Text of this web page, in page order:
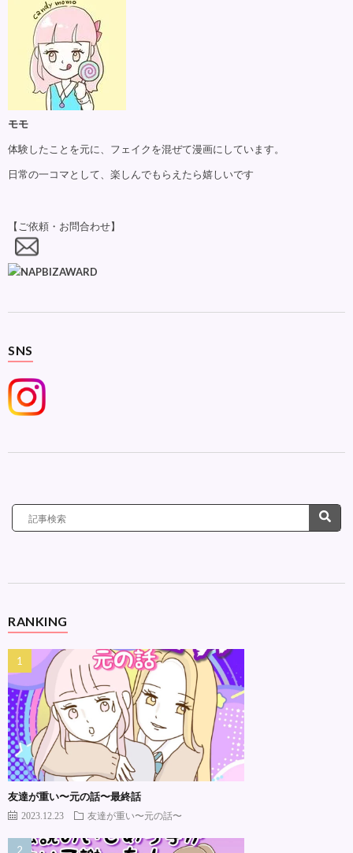
モモ
体験したことを元に、フェイクを混ぜて漫画にしています。
日常の一コマとして、楽しんでもらえたら嬉しいです
【ご依頼・お問合わせ】
SNS
RANKING
友達が重い〜元の話〜最終話
2023.12.23 友達が重い〜元の話〜